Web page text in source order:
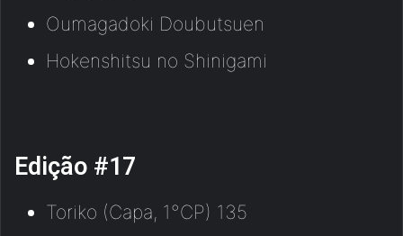
Oumagadoki Doubutsuen
Hokenshitsu no Shinigami
Edição #17
Toriko (Capa, 1°CP) 135